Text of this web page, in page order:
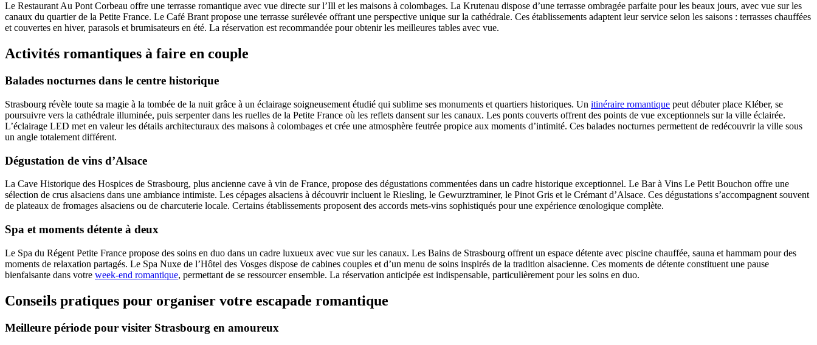
Le Restaurant Au Pont Corbeau offre une terrasse romantique avec vue directe sur l’Ill et les maisons à colombages. La Krutenau dispose d’une terrasse ombragée parfaite pour les beaux jours, avec vue sur les
canaux du quartier de la Petite France. Le Café Brant propose une terrasse surélevée offrant une perspective unique sur la cathédrale. Ces établissements adaptent leur service selon les saisons : terrasses chauffées
et couvertes en hiver, parasols et brumisateurs en été. La réservation est recommandée pour obtenir les meilleures tables avec vue.
Activités romantiques à faire en couple
Balades nocturnes dans le centre historique
Strasbourg révèle toute sa magie à la tombée de la nuit grâce à un éclairage soigneusement étudié qui sublime ses monuments et quartiers historiques. Un itinéraire romantique peut débuter place Kléber, se
poursuivre vers la cathédrale illuminée, puis serpenter dans les ruelles de la Petite France où les reflets dansent sur les canaux. Les ponts couverts offrent des points de vue exceptionnels sur la ville éclairée.
L’éclairage LED met en valeur les détails architecturaux des maisons à colombages et crée une atmosphère feutrée propice aux moments d’intimité. Ces balades nocturnes permettent de redécouvrir la ville sous
un angle totalement différent.
Dégustation de vins d’Alsace
La Cave Historique des Hospices de Strasbourg, plus ancienne cave à vin de France, propose des dégustations commentées dans un cadre historique exceptionnel. Le Bar à Vins Le Petit Bouchon offre une
sélection de crus alsaciens dans une ambiance intimiste. Les cépages alsaciens à découvrir incluent le Riesling, le Gewurztraminer, le Pinot Gris et le Crémant d’Alsace. Ces dégustations s’accompagnent souvent
de plateaux de fromages alsaciens ou de charcuterie locale. Certains établissements proposent des accords mets-vins sophistiqués pour une expérience œnologique complète.
Spa et moments détente à deux
Le Spa du Régent Petite France propose des soins en duo dans un cadre luxueux avec vue sur les canaux. Les Bains de Strasbourg offrent un espace détente avec piscine chauffée, sauna et hammam pour des
moments de relaxation partagés. Le Spa Nuxe de l’Hôtel des Vosges dispose de cabines couples et d’un menu de soins inspirés de la tradition alsacienne. Ces moments de détente constituent une pause
bienfaisante dans votre week-end romantique, permettant de se ressourcer ensemble. La réservation anticipée est indispensable, particulièrement pour les soins en duo.
Conseils pratiques pour organiser votre escapade romantique
Meilleure période pour visiter Strasbourg en amoureux